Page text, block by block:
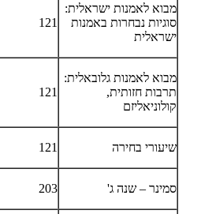
מבוא לאמנות ישראלית:
סוגיות נבחרות באמנות
ישראלית
121
מבוא לאמנות גלובאלית:
תרבות חזותית,
קולוניאליזם
121
שיעורי בחירה 121
סמינר – שנה ג' 203